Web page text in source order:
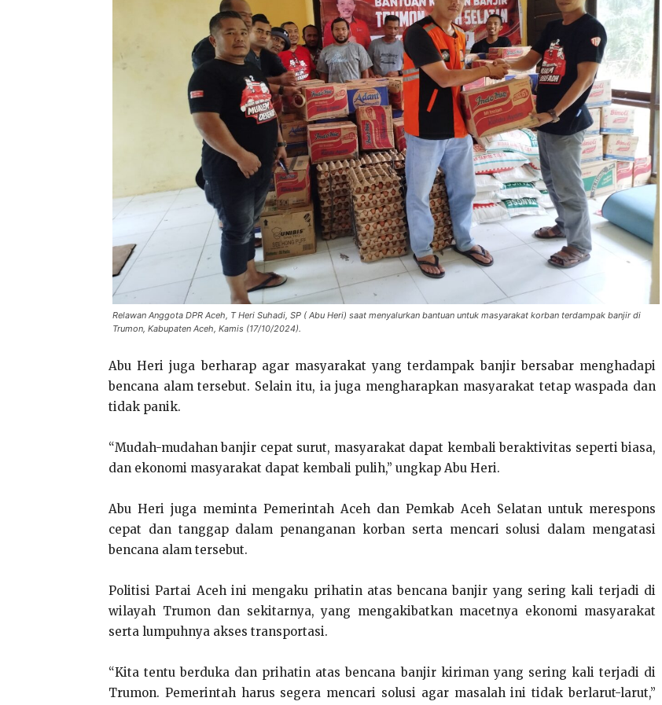
Relawan Anggota DPR Aceh, T Heri Suhadi, SP ( Abu Heri) saat menyalurkan bantuan untuk masyarakat korban terdampak banjir di
Trumon, Kabupaten Aceh, Kamis (17/10/2024).
Abu Heri juga berharap agar masyarakat yang terdampak banjir bersabar menghadapi
bencana alam tersebut. Selain itu, ia juga mengharapkan masyarakat tetap waspada dan
tidak panik.
“Mudah-mudahan banjir cepat surut, masyarakat dapat kembali beraktivitas seperti biasa,
dan ekonomi masyarakat dapat kembali pulih,” ungkap Abu Heri.
Abu Heri juga meminta Pemerintah Aceh dan Pemkab Aceh Selatan untuk merespons
cepat dan tanggap dalam penanganan korban serta mencari solusi dalam mengatasi
bencana alam tersebut.
Politisi Partai Aceh ini mengaku prihatin atas bencana banjir yang sering kali terjadi di
wilayah Trumon dan sekitarnya, yang mengakibatkan macetnya ekonomi masyarakat
serta lumpuhnya akses transportasi.
“Kita tentu berduka dan prihatin atas bencana banjir kiriman yang sering kali terjadi di
Trumon. Pemerintah harus segera mencari solusi agar masalah ini tidak berlarut-larut,”